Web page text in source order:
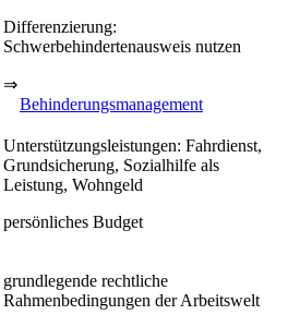
Differenzierung:
Schwerbehindertenausweis nutzen
⇒
Behinderungsmanagement
Unterstützungsleistungen: Fahrdienst,
Grundsicherung, Sozialhilfe als
Leistung, Wohngeld
persönliches Budget
grundlegende rechtliche
Rahmenbedingungen der Arbeitswelt